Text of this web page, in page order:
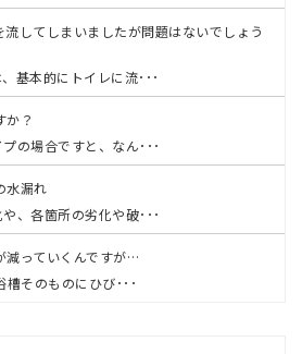
してしまいましたが問題はないでしょう
基本的にトイレに流･･･
か？
の場合ですと、なん･･･
水漏れ
、各箇所の劣化や破･･･
減っていくんですが…
槽そのものにひび･･･